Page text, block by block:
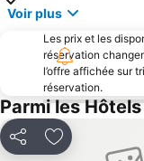
Voir plus
Les prix et les
réservation
l’offre affichée sur
réservation.
Parmi les
PartagerAjouter à